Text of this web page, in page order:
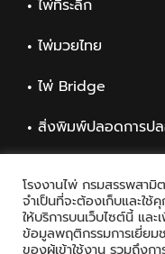
ไพ่ที่ระลึก
ไพ่มวยไทย
ไพ่ Bridge
สิ่งพิมพ์ปลอดการป
โรงงานไพ่ กรมสรรพสามิ
จำเป็นที่จะต้องเก็บและใช้
ให้บริการบนเว็บไซต์นี้ และ
ข้อมูลพฤติกรรมการเยี่ยม
ของผู้เข้าใช้งาน รวมถึงก